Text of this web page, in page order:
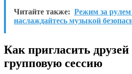
Читайте также: Режим за
наслаждайтесь музыкой
Как пригласить друзей
групповую сессию